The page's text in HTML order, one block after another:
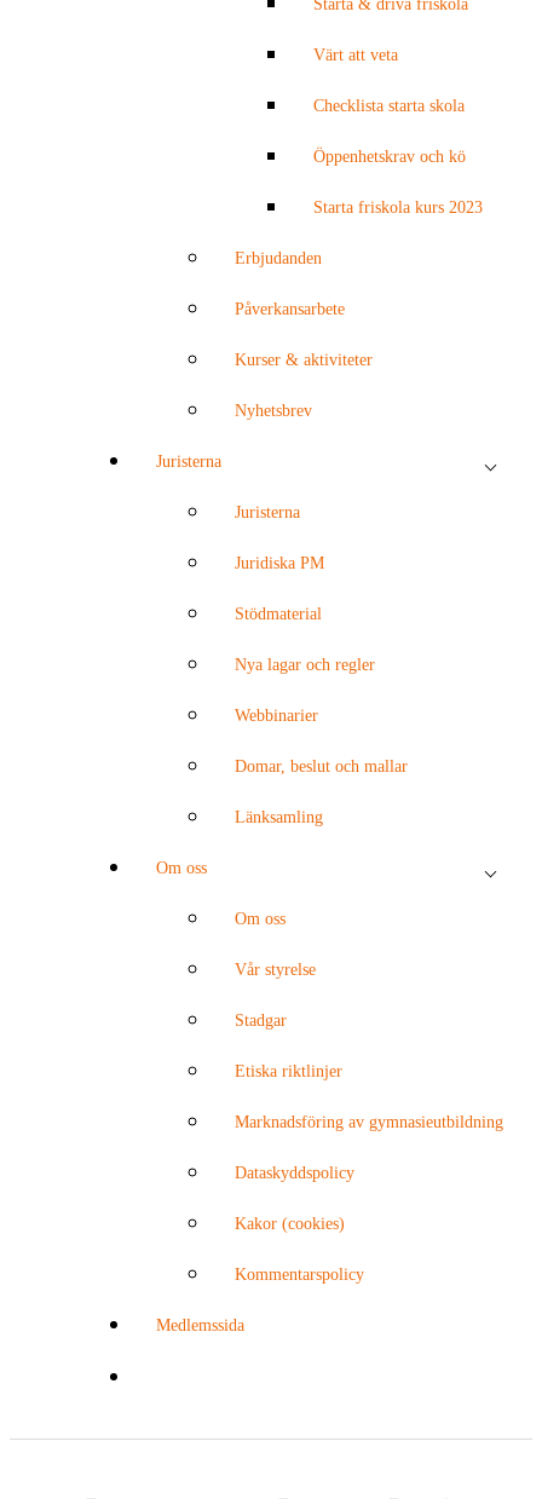
Starta & driva friskola
Värt att veta
Checklista starta skola
Öppenhetskrav och kö
Starta friskola kurs 2023
Erbjudanden
Påverkansarbete
Kurser & aktiviteter
Nyhetsbrev
Juristerna
Juristerna
Juridiska PM
Stödmaterial
Nya lagar och regler
Webbinarier
Domar, beslut och mallar
Länksamling
Om oss
Om oss
Vår styrelse
Stadgar
Etiska riktlinjer
Marknadsföring av gymnasieutbildning
Dataskyddspolicy
Kakor (cookies)
Kommentarspolicy
Medlemssida